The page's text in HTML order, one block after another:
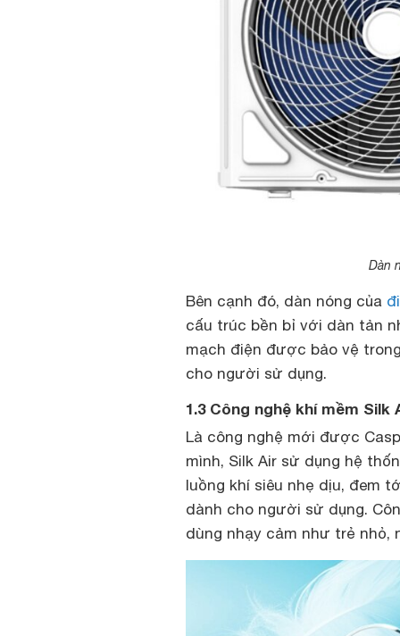
Dàn
Bên cạnh đó, dàn nóng của
cấu trúc bền bỉ với dàn tản
mạch điện được bảo vệ
cho người sử dụng.
1.3 Công nghệ khí mềm Silk
Là công nghệ mới được
mình, Silk Air sử dụng hệ
luồng khí siêu nhẹ dịu, đem
dành cho người sử dụng.
dùng nhạy cảm như trẻ